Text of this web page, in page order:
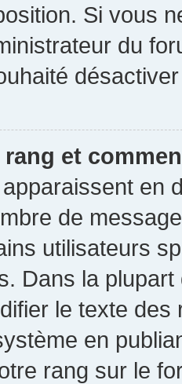
Si vous
du
et
en
de
utilisateurs
Dans la
le texte
en
rang sur le